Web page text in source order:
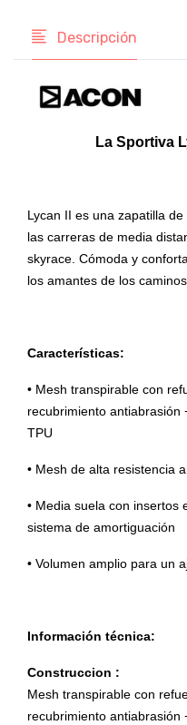
Descripción
La Sportiva
Lycan II es una zapatilla
las carreras de media
skyrace. Cómoda y
los amantes de los
Características:
• Mesh transpirable con
recubrimiento antiabrasión
TPU
• Mesh de alta resistencia
• Media suela con insertos
sistema de amortiguación
• Volumen amplio para un
Información técnica:
Construccion :
Mesh transpirable con
recubrimiento antiabrasión